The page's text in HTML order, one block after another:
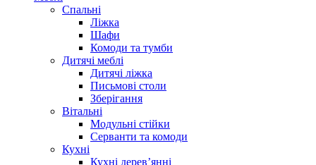
Спальні
Ліжка
Шафи
Комоди та тумби
Дитячі меблі
Дитячі ліжка
Письмові столи
Зберігання
Вітальні
Модульні стійки
Серванти та комоди
Кухні
Кухні дерев’янні